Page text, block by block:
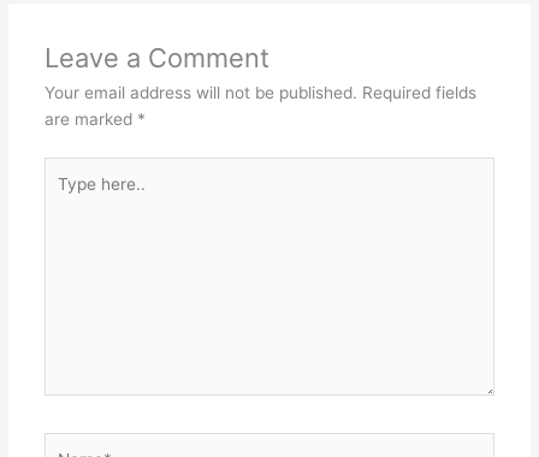
Leave a Comment
Your email address will not be published. Required fields
are marked *
here..